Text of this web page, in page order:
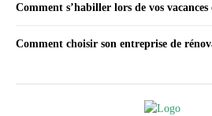
Comment s’habiller lors de vos
Comment choisir son entreprise de